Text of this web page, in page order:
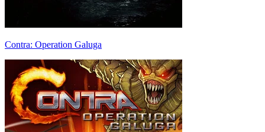
Contra: Operation Galuga